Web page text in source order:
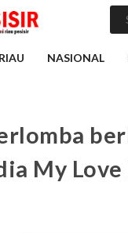
RIAU NASIONAL
My Love